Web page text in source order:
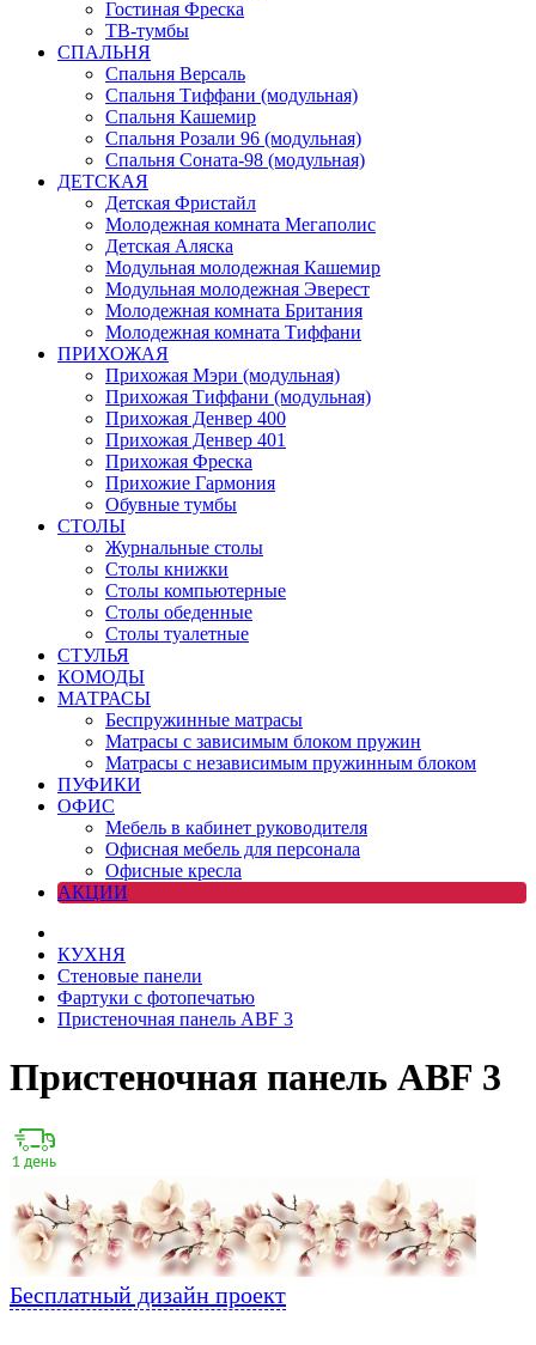
Гостиная Фреска
ТВ-тумбы
СПАЛЬНЯ
Спальня Версаль
Спальня Тиффани (модульная)
Спальня Кашемир
Спальня Розали 96 (модульная)
Спальня Соната-98 (модульная)
ДЕТСКАЯ
Детская Фристайл
Молодежная комната Мегаполис
Детская Аляска
Модульная молодежная Кашемир
Модульная молодежная Эверест
Молодежная комната Британия
Молодежная комната Тиффани
ПРИХОЖАЯ
Прихожая Мэри (модульная)
Прихожая Тиффани (модульная)
Прихожая Денвер 400
Прихожая Денвер 401
Прихожая Фреска
Прихожие Гармония
Обувные тумбы
СТОЛЫ
Журнальные столы
Столы книжки
Столы компьютерные
Столы обеденные
Столы туалетные
СТУЛЬЯ
КОМОДЫ
МАТРАСЫ
Беспружинные матрасы
Матрасы с зависимым блоком пружин
Матрасы с независимым пружинным блоком
ПУФИКИ
ОФИС
Мебель в кабинет руководителя
Офисная мебель для персонала
Офисные кресла
АКЦИИ
КУХНЯ
Стеновые панели
Фартуки с фотопечатью
Пристеночная панель ABF 3
Пристеночная панель ABF 3
Бесплатный дизайн проект